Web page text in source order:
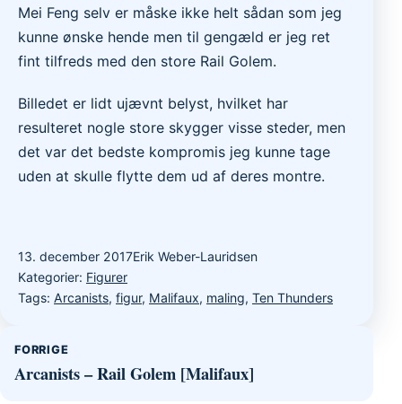
Mei Feng selv er måske ikke helt sådan som jeg
kunne ønske hende men til gengæld er jeg ret
fint tilfreds med den store Rail Golem.
Billedet er lidt ujævnt belyst, hvilket har
resulteret nogle store skygger visse steder, men
det var det bedste kompromis jeg kunne tage
uden at skulle flytte dem ud af deres montre.
13. december 2017Erik Weber-Lauridsen
Kategorier: Figurer
Tags: Arcanists, figur, Malifaux, maling, Ten Thunders
Indlægsnavigation
FORRIGE
Arcanists – Rail Golem [Malifaux]